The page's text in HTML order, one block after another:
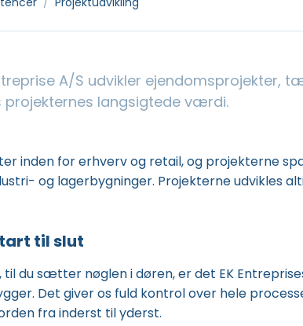
A/S udvikler ejendomsprojekter,
projekternes langsigtede værdi.
inden for erhverv og retail, og projekterne
og lagerbygninger. Projekterne udvikles
til slut
til du sætter nøglen i døren, er det EK
Det giver os fuld kontrol over hele
fra inderst til yderst.